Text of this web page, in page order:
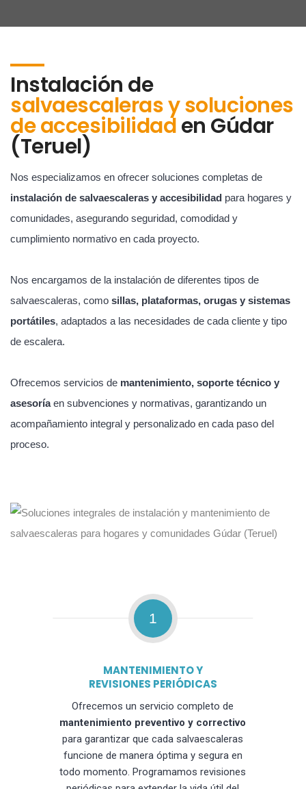
Instalación de
salvaescaleras y soluciones
de accesibilidaden Gúdar
(Teruel)
Nos especializamos en ofrecer soluciones completas de
instalación de salvaescaleras y accesibilidad para hogares y
comunidades, asegurando seguridad, comodidad y
cumplimiento normativo en cada proyecto.
Nos encargamos de la instalación de diferentes tipos de
salvaescaleras, como sillas, plataformas, orugas y sistemas
portátiles, adaptados a las necesidades de cada cliente y tipo
de escalera.
Ofrecemos servicios de mantenimiento, soporte técnico y
asesoríaen subvenciones y normativas, garantizando un
acompañamiento integral y personalizado en cada paso del
proceso.
1
MANTENIMIENTO Y
REVISIONES PERIÓDICAS
Ofrecemos un servicio completo de
mantenimiento preventivo y correctivo
para garantizar que cada salvaescaleras
funcione de manera óptima y segura en
todo momento. Programamos revisiones